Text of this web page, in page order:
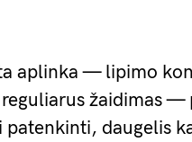
aplinka — lipimo
žaidimas
patenkinti, daugelis